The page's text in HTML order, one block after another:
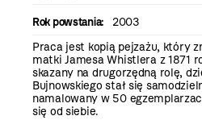
Rok powstania:
2003
Praca jest kopią pejzażu, który
matki Jamesa Whistlera z 1871
skazany na drugorzędną rolę,
Bujnowskiego stał się
namalowany w 50
się od siebie.